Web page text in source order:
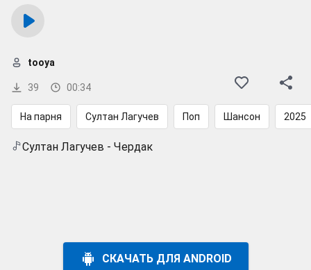
39 00:34
tooya
На парня Султан Лагучев Поп Шансон 2025
Султан Лагучев - Чердак
СКАЧАТЬ ДЛЯ ANDROID